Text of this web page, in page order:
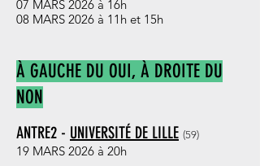
07 MARS 2026 à 16h
08 MARS 2026 à 11h et 15h
À GAUCHE DU OUI, À DROITE DU
NON
ANTRE2 - UNIVERSITÉ DE LILLE (59)
19 MARS 2026 à 20h